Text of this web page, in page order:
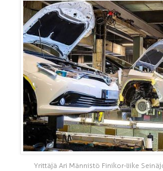
Yrittäjä Ari Männistö Finikor-liike